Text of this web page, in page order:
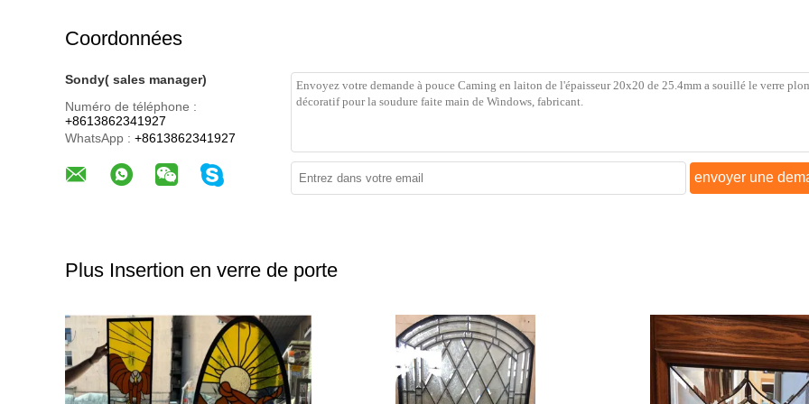
Coordonnées
Sondy( sales manager)
Numéro de téléphone :
+8613862341927
WhatsApp : +8613862341927
envoyer une
Plus Insertion en verre de porte